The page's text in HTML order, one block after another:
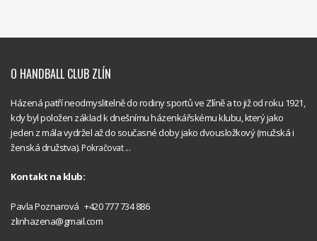
O HANDBALL CLUB ZLÍN
Házená patří neodmyslitelně do rodiny sportů ve Zlíně a to již od roku 1921,
kdy byl položen základ k dnešnímu házenkářskému klubu, který jako
jeden z mála vydržel až do současné doby jako dvousložkový (mužská i
ženská družstva). Pokračovat ...
Kontakt na klub:
Pavla Poznarová +420 777 734 886
zlinhazena@gmail.com
Club Zlín